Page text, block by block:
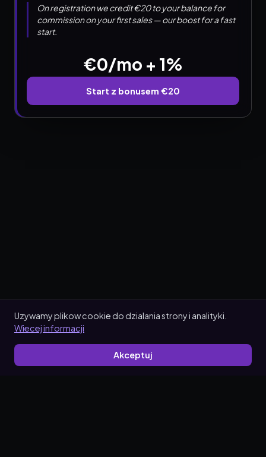
On registration we credit €20 to your balance for
commission on your first sales — our boost for a fast
start.
€0/mo + 1%
Start z bonusem €20
Uzywamy plikow cookie do dzialania strony i analityki.
Wiecej informacji
Akceptuj